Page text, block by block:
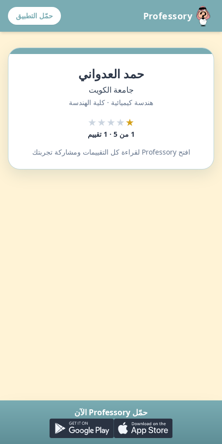
Professory حمّل التطبيق
حمد العدواني
جامعة الكويت
هندسة كيميائية · كلية الهندسة
★
★★★★
1 من 5 · 1 تقييم
افتح Professory لقراءة كل التقييمات ومشاركة تجربتك
حمّل Professory الآن